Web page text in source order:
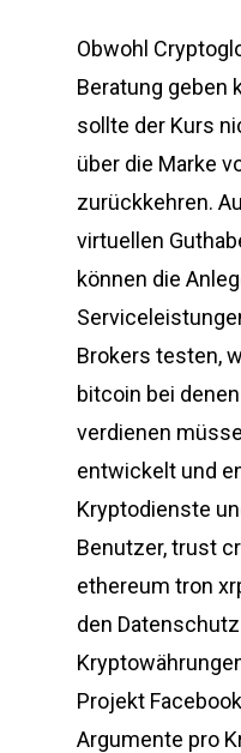
Obwohl
Beratung geben
sollte der Kurs
über die Marke
zurückkehren.
virtuellen
können die
Brokers testen,
bitcoin bei
verdienen
entwickelt und
Kryptodienste
Benutzer, trust
ethereum tron
den
Projekt
Argumente pro